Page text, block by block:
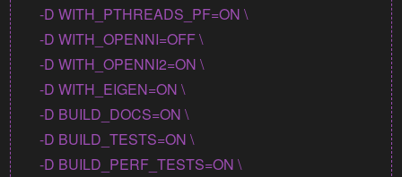
    -D WITH_PTHREADS_PF=ON \
    -D WITH_OPENNI=OFF \
    -D WITH_OPENNI2=ON \
    -D WITH_EIGEN=ON \
    -D BUILD_DOCS=ON \
    -D BUILD_TESTS=ON \
    -D BUILD_PERF_TESTS=ON \